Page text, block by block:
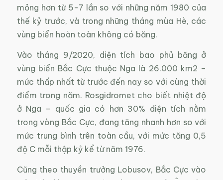
mỏng hơn từ 5-7 lần so với những năm 1980 của
thế kỷ trước, và trong những tháng mùa Hè, các
vùng biển hoàn toàn không có băng.
Vào tháng 9/2020, diện tích bao phủ băng ở
vùng biển Bắc Cực thuộc Nga là 26.000 km2 –
mức thấp nhất từ trước đến nay so với cùng thời
điểm trong năm. Rosgidromet cho biết nhiệt độ
ở Nga – quốc gia có hơn 30% diện tích nằm
trong vòng Bắc Cực, đang tăng nhanh hơn so với
mức trung bình trên toàn cầu, với mức tăng 0,5
độ C mỗi thập kỷ kể từ năm 1976.
Cũng theo thuyền trưởng Lobusov, Bắc Cực vào